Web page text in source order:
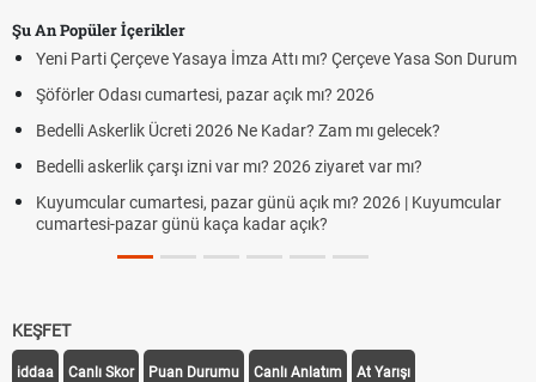
Şu An Popüler İçerikler
Yeni Parti Çerçeve Yasaya İmza Attı mı? Çerçeve Yasa Son Durum
Şöförler Odası cumartesi, pazar açık mı? 2026
Bedelli Askerlik Ücreti 2026 Ne Kadar? Zam mı gelecek?
Bedelli askerlik çarşı izni var mı? 2026 ziyaret var mı?
Kuyumcular cumartesi, pazar günü açık mı? 2026 | Kuyumcular
cumartesi-pazar günü kaça kadar açık?
KEŞFET
iddaa Canlı Skor Puan Durumu Canlı Anlatım At Yarışı